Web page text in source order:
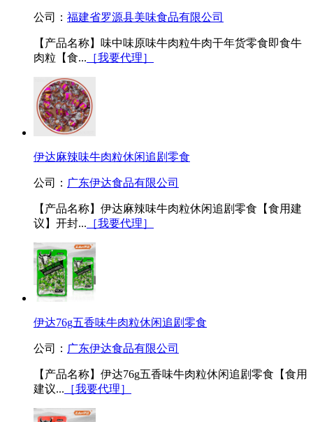
公司： 福建省罗源县美味食品有限公司
【产品名称】味中味原味牛肉粒牛肉干年货零食即食牛
肉粒【食... ［我要代理］
伊达麻辣味牛肉粒休闲追剧零食
公司： 广东伊达食品有限公司
【产品名称】伊达麻辣味牛肉粒休闲追剧零食【食用建
议】开封... ［我要代理］
伊达76g五香味牛肉粒休闲追剧零食
公司： 广东伊达食品有限公司
【产品名称】伊达76g五香味牛肉粒休闲追剧零食【食用
建议... ［我要代理］